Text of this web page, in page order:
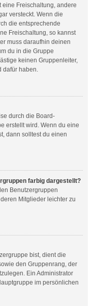
Freischaltung, andere
versteckt. Wenn die
die entsprechende
Freischaltung, so kannst
muss daraufhin deinen
du in die Gruppe
keinen Gruppenleiter,
haben.
durch die Board-
erstellt wird. Wenn du eine
dann solltest du einen
farbig dargestellt?
Benutzergruppen
Mitglieder leichter zu
bist, dient die
den Gruppenrang, der
Ein Administrator
im persönlichen